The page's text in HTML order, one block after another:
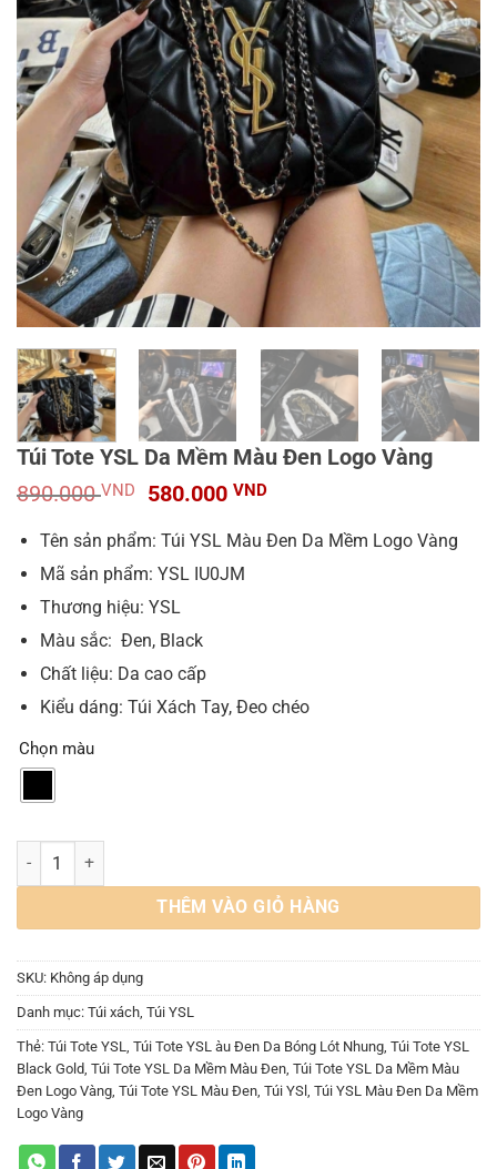
Túi Tote YSL Da Mềm Màu Đen Logo Vàng
890.000VND
Giá
là:
580.000 VNDGiá
tại
Tên sản phẩm: Túi YSL Màu Đen Da Mềm Logo Vàng
Mã sản phẩm: YSL IU0JM
Thương hiệu: YSL
Màu sắc: Đen, Black
Chất liệu: Da cao cấp
Kiểu dáng: Túi Xách Tay, Đeo chéo
Chọn màu
Túi Tote YSL Da Mềm Màu Đen Logo Vàng số lượng
THÊM VÀO GIỎ HÀNG
SKU: Không áp dụng
Danh mục: Túi xách, Túi YSL
Thẻ: Túi Tote YSL, Túi Tote YSL àu Đen Da Bóng Lót Nhung, Túi Tote YSL
Black Gold, Túi Tote YSL Da Mềm Màu Đen, Túi Tote YSL Da Mềm Màu
Đen Logo Vàng, Túi Tote YSL Màu Đen, Túi YSl , Túi YSL Màu Đen Da Mềm
Logo Vàng